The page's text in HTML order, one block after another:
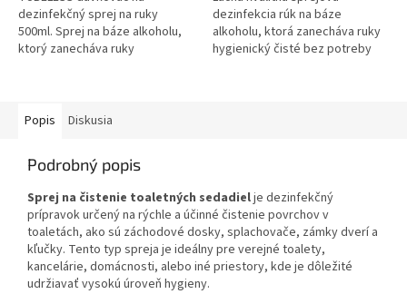
dezinfekčný sprej na ruky
500ml. Sprej na báze alkoholu,
ktorý zanecháva ruky
dezinfekcia rúk na báze
alkoholu, ktorá zanecháva ruky
hygienický čisté bez potreby
Popis Diskusia
Podrobný popis
Sprej na čistenie toaletných sedadielje dezinfekčný
prípravok určený na rýchle a účinné čistenie povrchov v
toaletách, ako sú záchodové dosky, splachovače, zámky dverí a
kľučky. Tento typ spreja je ideálny pre verejné toalety,
kancelárie, domácnosti, alebo iné priestory, kde je dôležité
udržiavať vysokú úroveň hygieny.